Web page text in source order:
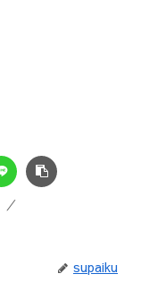
supaiku